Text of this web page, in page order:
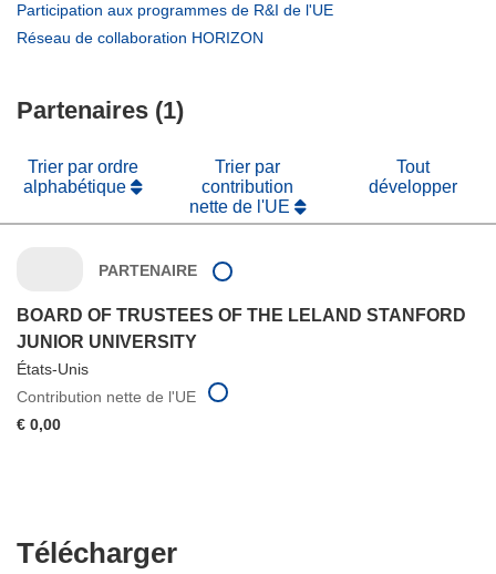
fenêtre)
dans
une
Participation aux programmes de R&I de l'UE
Réseau de collaboration HORIZON
Partenaires (1)
Trier par ordre
alphabétique
Trier par
contribution
nette de l'UE
Tout
développer
PARTENAIRE
BOARD OF TRUSTEES OF THE LELAND STANFORD
JUNIOR UNIVERSITY
États-Unis
Contribution nette de l'UE
€ 0,00
TéléchargerTélécharger